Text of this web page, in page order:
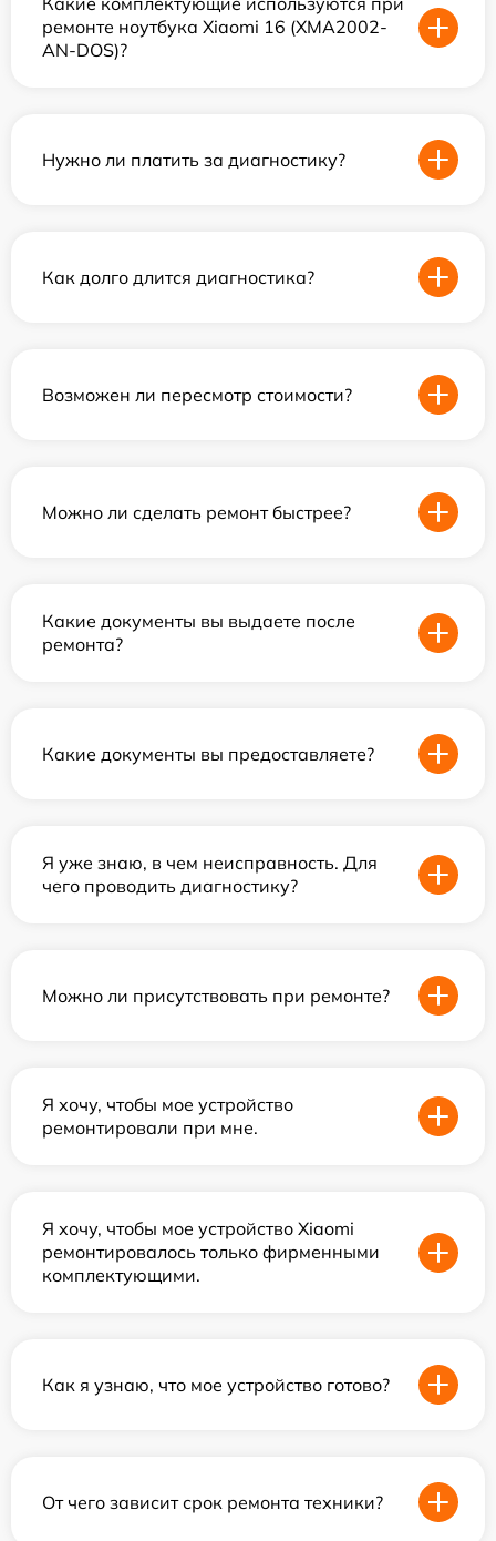
ремонте ноутбука Xiaomi 16 (XMA2002-
AN-DOS)?
Нужно ли платить за диагностику?
Как долго длится диагностика?
Возможен ли пересмотр стоимости?
Можно ли сделать ремонт быстрее?
Какие документы вы выдаете после
ремонта?
Какие документы вы предоставляете?
Я уже знаю, в чем неисправность. Для
чего проводить диагностику?
Можно ли присутствовать при ремонте?
Я хочу, чтобы мое устройство
ремонтировали при мне.
Я хочу, чтобы мое устройство Xiaomi
ремонтировалось только фирменными
комплектующими.
Как я узнаю, что мое устройство готово?
От чего зависит срок ремонта техники?